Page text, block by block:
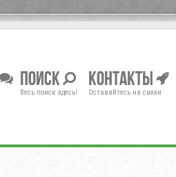
Поиск
Весь поиск здесь!
Контакты
Оставайтесь на связи